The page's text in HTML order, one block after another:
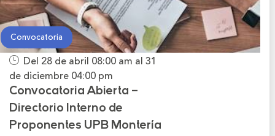
Convocatoria
Del 28 de abril 08:00 am al 31
de diciembre 04:00 pm
Convocatoria Abierta –
Directorio Interno de
Proponentes UPB Montería